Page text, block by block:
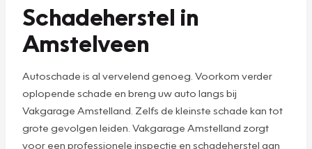
Schadeherstel in
Amstelveen
Autoschade is al vervelend genoeg. Voorkom verder
oplopende schade en breng uw auto langs bij
Vakgarage Amstelland. Zelfs de kleinste schade kan tot
grote gevolgen leiden. Vakgarage Amstelland zorgt
voor een professionele inspectie en schadeherstel aan